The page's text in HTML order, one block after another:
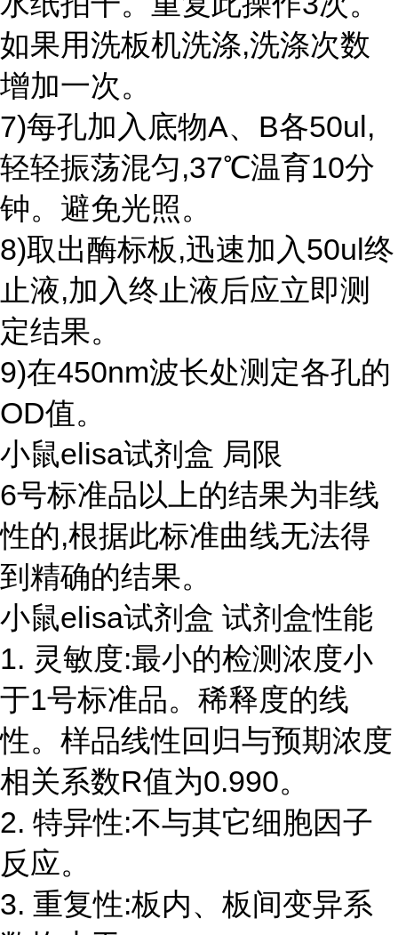
如果用洗板机洗涤,洗涤次数
增加一次。
7)每孔加入底物A、B各50ul,
轻轻振荡混匀,37℃温育10分
钟。避免光照。
8)取出酶标板,迅速加入50ul终
止液,加入终止液后应立即测
定结果。
9)在450nm波长处测定各孔的
OD值。
小鼠elisa试剂盒 局限
6号标准品以上的结果为非线
性的,根据此标准曲线无法得
到精确的结果。
小鼠elisa试剂盒 试剂盒性能
1. 灵敏度:最小的检测浓度小
于1号标准品。稀释度的线
性。样品线性回归与预期浓度
相关系数R值为0.990。
2. 特异性:不与其它细胞因子
反应。
3. 重复性:板内、板间变异系